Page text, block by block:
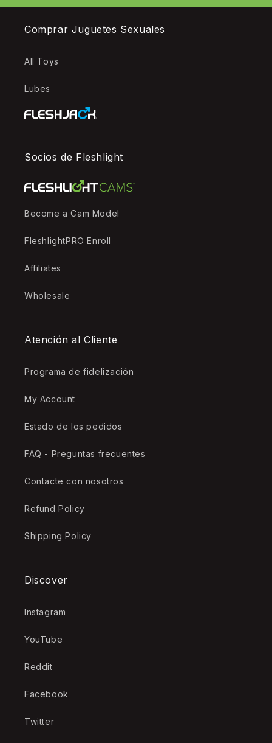
Comprar Juguetes Sexuales
All Toys
Lubes
Socios de Fleshlight
Become a Cam Model
FleshlightPRO Enroll
Affiliates
Wholesale
Atención al Cliente
Programa de fidelización
My Account
Estado de los pedidos
FAQ - Preguntas frecuentes
Contacte con nosotros
Refund Policy
Shipping Policy
Discover
Instagram
YouTube
Reddit
Facebook
Twitter